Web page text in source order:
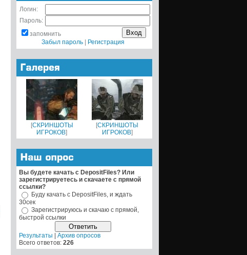
Логин:
Пароль:
запомнить
Забыл пароль| Регистрация
[СКРИНШОТЫ
ИГРОКОВ]
[СКРИНШОТЫ
ИГРОКОВ]
Вы будете качать с DepositFiles? Или
зарегистрируетесь и скачаете с прямой
ссылки?
Буду качать с DepositFiles, и ждать
30сек
Зарегистрируюсь и скачаю с прямой,
быстрой ссылки
Результаты
Архив опросов
Всего ответов: 226